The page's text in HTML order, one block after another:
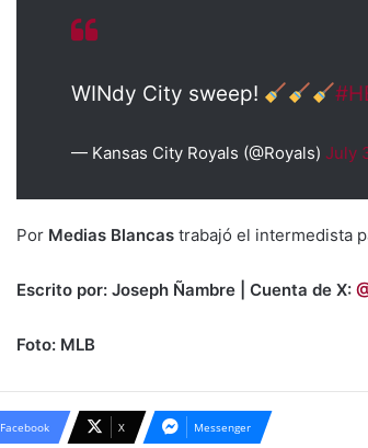
WINdy City sweep!
— Kansas City Royals (@Royals) July
Por Medias Blancas trabajó el intermedista
Escrito por: Joseph Ñambre | Cuenta de X:
Foto: MLB
Facebook X Messenger